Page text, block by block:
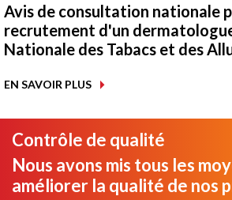
Avis de consultation nationale
recrutement d'un
Nationale des Tabacs et des
EN SAVOIR PLUS
Contrôle de qualité
Nous avons mis tous les
améliorer la qualité de nos